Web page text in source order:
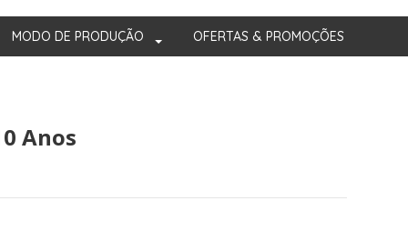
MODO DE PRODUÇÃO OFERTAS & PROMOÇÕES
Anos